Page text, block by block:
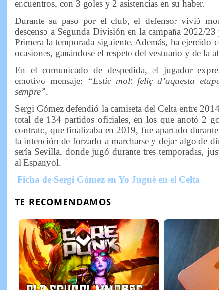
encuentros, con 3 goles y 2 asistencias en su haber.
Durante su paso por el club, el defensor vivió
descenso a Segunda División en la campaña 2022/
Primera la temporada siguiente. Además, ha ejercido
ocasiones, ganándose el respeto del vestuario y de la
En el comunicado de despedida, el jugador
emotivo mensaje: “Estic molt feliç d’aquesta
sempre”.
Sergi Gómez defendió la camiseta del Celta entre
total de 134 partidos oficiales, en los que anotó 2
contrato, que finalizaba en 2019, fue apartado
la intención de forzarlo a marcharse y dejar algo de
sería Sevilla, donde jugó durante tres temporadas,
al Espanyol.
Ficha de Sergi Gómez en Yo Jugué en el Celta